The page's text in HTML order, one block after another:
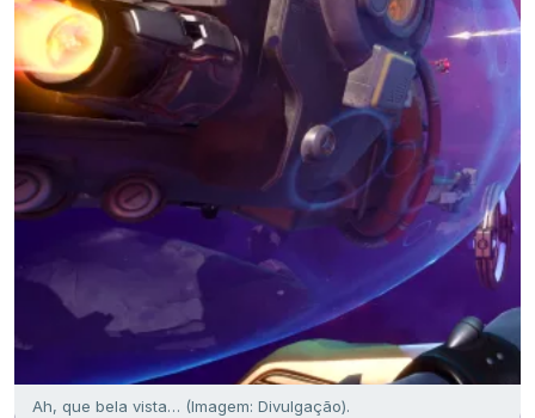
Ah, que bela vista… (Imagem: Divulgação).